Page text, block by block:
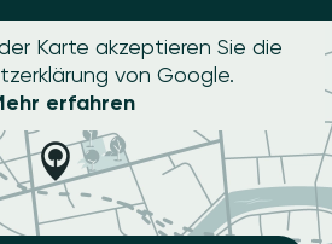
Karte akzeptieren Sie die
von Google.
erfahren